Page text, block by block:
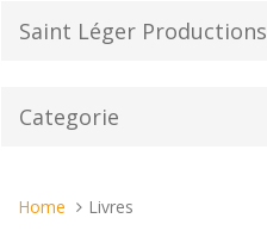
Saint Léger Productions
Categorie
Tu
Home Livres